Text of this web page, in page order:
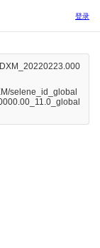
登录
selene_id_global